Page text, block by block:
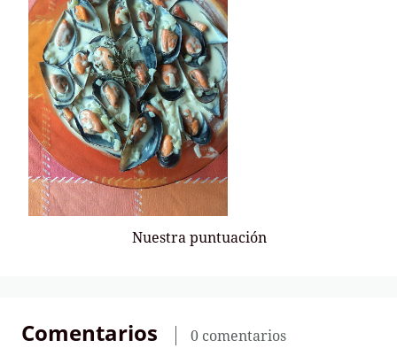
Nuestra puntuación
Comentarios 0 comentarios